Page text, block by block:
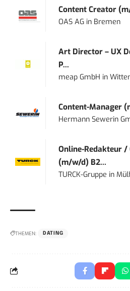
Content Creator
OAS AG in Bremen
Art Director – UX
P...
meap GmbH in
Content-Manager
Hermann Sewerin
Online-Redakteur
(m/w/d) B2...
TURCK-Gruppe in
THEMEN: DATING